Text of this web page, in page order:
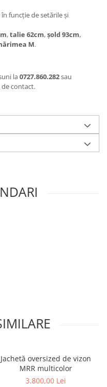
funcție de setările și
,talie 62cm,șold 93cm,
M.
la0727.860.282sau
contact.
Jachetă oversized de vizon
MRR multicolor
3.800,00 Lei